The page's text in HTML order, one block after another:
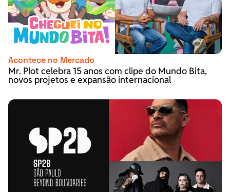
Acontece no Mercado
Mr. Plot celebra 15 anos com clipe do Mundo Bita,
novos projetos e expansão internacional